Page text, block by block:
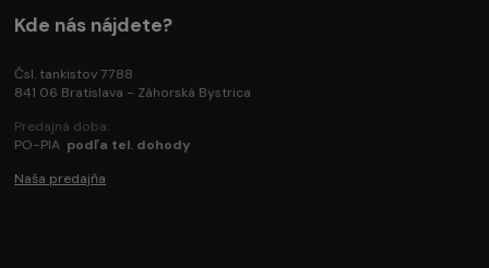
Kde nás nájdete?
Čsl. tankistov 7788
841 06 Bratislava - Záhorská Bystrica
Predajná doba:
PO-PIA podľa tel. dohody
Naša predajňa